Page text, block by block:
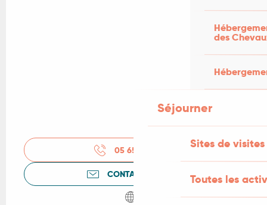
des
Séjourner
Sites de visites
Toutes les
05 65 11 44
CONTACTEZ-NOUS